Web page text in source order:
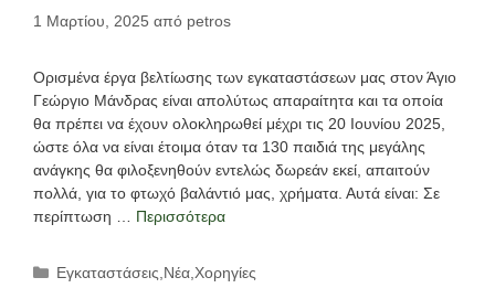
1 Μαρτίου, 2025 από petros
Ορισμένα έργα βελτίωσης των εγκαταστάσεων μας στον Άγιο
Γεώργιο Μάνδρας είναι απολύτως απαραίτητα και τα οποία
θα πρέπει να έχουν ολοκληρωθεί μέχρι τις 20 Ιουνίου 2025,
ώστε όλα να είναι έτοιμα όταν τα 130 παιδιά της μεγάλης
ανάγκης θα φιλοξενηθούν εντελώς δωρεάν εκεί, απαιτούν
πολλά, για το φτωχό βαλάντιό μας, χρήματα. Αυτά είναι: Σε
περίπτωση … Περισσότερα
Κατηγορίες
Εγκαταστάσεις Νέα Χορηγίες